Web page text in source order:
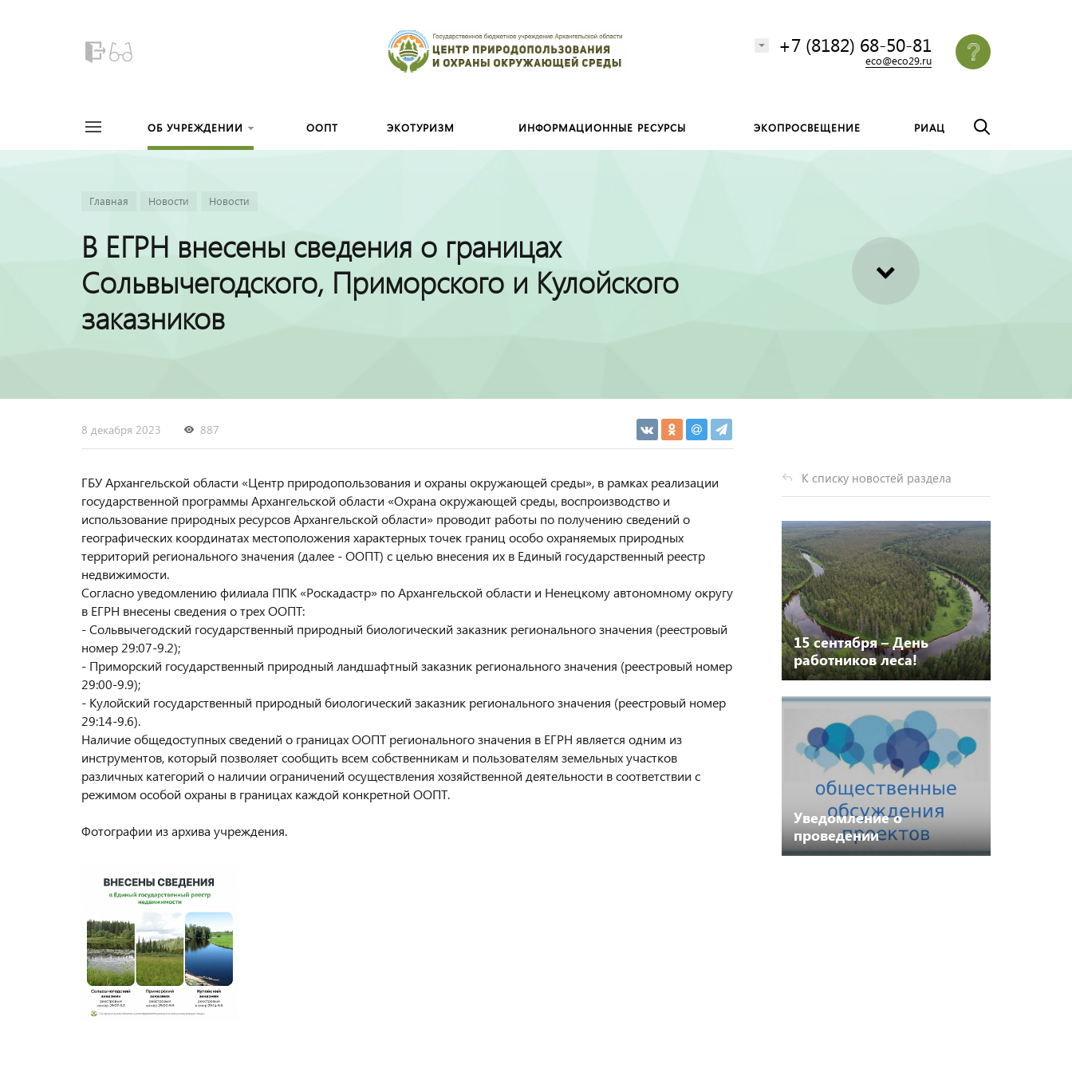
+7 (8182) 68-50-81
eco@eco29.ru
ОБ УЧРЕЖДЕНИИ ООПТ ЭКОТУРИЗМ ИНФОРМАЦИОННЫЕ РЕСУРСЫ ЭКОПРОСВЕЩЕНИЕ РИАЦ
Главная Новости Новости
В ЕГРН внесены сведения о границах
Сольвычегодского, Приморского и Кулойского
заказников
К списку новостей раздела
15 сентября – День
работников леса!
Уведомление о
проведении
общественных
8 декабря 2023 887
ГБУ Архангельской области «Центр природопользования и охраны окружающей среды», в рамках реализации
государственной программы Архангельской области «Охрана окружающей среды, воспроизводство и
использование природных ресурсов Архангельской области» проводит работы по получению сведений о
географических координатах местоположения характерных точек границ особо охраняемых природных
территорий регионального значения (далее - ООПТ) с целью внесения их в Единый государственный реестр
недвижимости.
Согласно уведомлению филиала ППК «Роскадастр» по Архангельской области и Ненецкому автономному округу
в ЕГРН внесены сведения о трех ООПТ:
- Сольвычегодский государственный природный биологический заказник регионального значения (реестровый
номер 29:07-9.2);
- Приморский государственный природный ландшафтный заказник регионального значения (реестровый номер
29:00-9.9);
- Кулойский государственный природный биологический заказник регионального значения (реестровый номер
29:14-9.6).
Наличие общедоступных сведений о границах ООПТ регионального значения в ЕГРН является одним из
инструментов, который позволяет сообщить всем собственникам и пользователям земельных участков
различных категорий о наличии ограничений осуществления хозяйственной деятельности в соответствии с
режимом особой охраны в границах каждой конкретной ООПТ.
Фотографии из архива учреждения.